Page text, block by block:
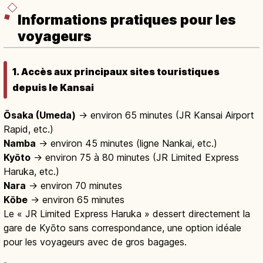
Informations pratiques pour les
voyageurs
1. Accès aux principaux sites touristiques
depuis le Kansai
Ōsaka (Umeda) → environ 65 minutes (JR Kansai Airport
Rapid, etc.)
Namba → environ 45 minutes (ligne Nankai, etc.)
Kyōto → environ 75 à 80 minutes (JR Limited Express
Haruka, etc.)
Nara → environ 70 minutes
Kōbe → environ 65 minutes
Le « JR Limited Express Haruka » dessert directement la
gare de Kyōto sans correspondance, une option idéale
pour les voyageurs avec de gros bagages.